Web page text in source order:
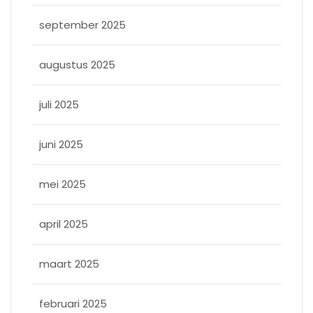
september 2025
augustus 2025
juli 2025
juni 2025
mei 2025
april 2025
maart 2025
februari 2025